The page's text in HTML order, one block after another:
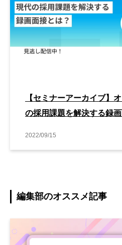
【セミナーアーカイブ】
の採用課題を解決する録
2022/09/15
編集部のオススメ記事